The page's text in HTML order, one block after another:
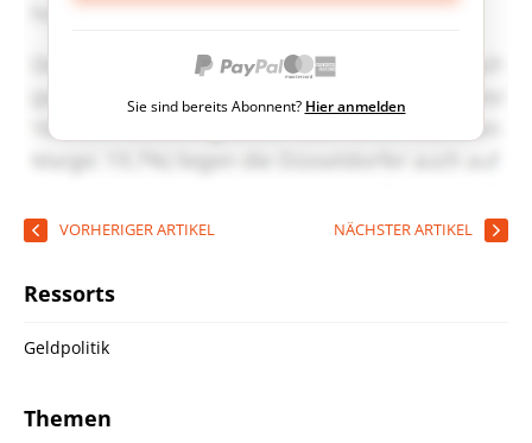
Sie sind bereits Abonnent? Hier anmelden
VORHERIGER ARTIKEL NÄCHSTER ARTIKEL
Ressorts
Geldpolitik
Themen